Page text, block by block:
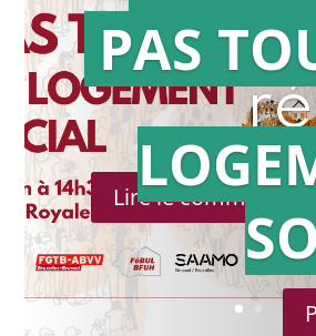
Lire le communiqué
PAS